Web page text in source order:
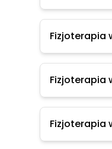
Fizjoterapia
Fizjoterapia
Fizjoterapia